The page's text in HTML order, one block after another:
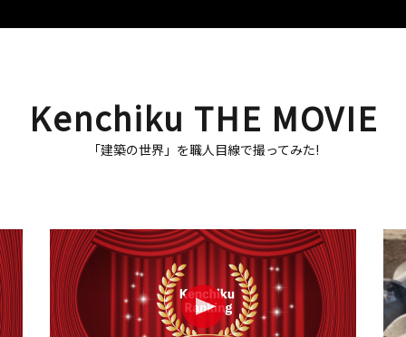
Kenchiku THE MOVIE
「建築の世界」を職人目線で撮ってみた!